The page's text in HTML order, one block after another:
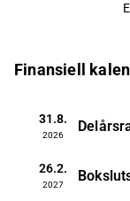
Finansiell
31.8.
2026
26.2.
2027